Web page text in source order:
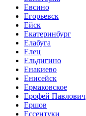
Евсино
Егорьевск
Ейск
Екатеринбург
Елабуга
Елец
Ельдигино
Енакиево
Енисейск
Ермаковское
Ерофей Павлович
Ершов
Ессентуки